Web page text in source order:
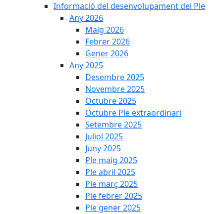
Informació del desenvolupament del Ple
Any 2026
Maig 2026
Febrer 2026
Gener 2026
Any 2025
Desembre 2025
Novembre 2025
Octubre 2025
Octubre Ple extraordinari
Setembre 2025
Juliol 2025
Juny 2025
Ple maig 2025
Ple abril 2025
Ple març 2025
Ple febrer 2025
Ple gener 2025